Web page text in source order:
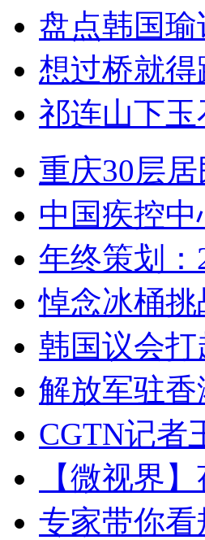
盘点韩国
想过桥就
祁连山下
重庆30层
中国疾控
年终策划：
悼念冰桶
韩国议会
解放军驻
CGTN记者
【微视界
专家带你